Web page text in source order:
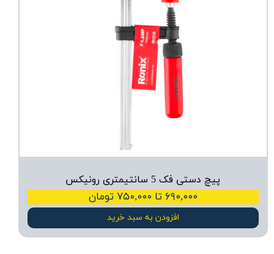
پیچ دستی فک 5 سانتیمتری رونیکس
۶۹۰,۰۰۰ تا ۷۵۰,۰۰۰ تومان
افزودن به سبد خرید